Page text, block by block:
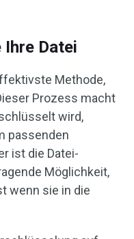
Ihre Datei
Methode,
Prozess macht
wird,
passenden
ist die Datei-
Möglichkeit,
wenn sie in die